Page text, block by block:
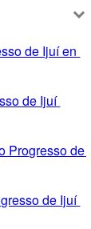
de Ijuí en
de Ijuí
Progresso de
de Ijuí